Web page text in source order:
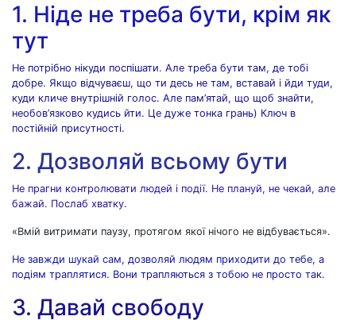
1. Ніде не треба бути, крім як
тут
Не потрібно нікуди поспішати. Але треба бути там, де тобі
добре. Якщо відчуваєш, що ти десь не там, вставай і йди туди,
куди кличе внутрішній голос. Але пам’ятай, що щоб знайти,
необов’язково кудись йти. Це дуже тонка грань) Ключ в
постійній присутності.
2. Дозволяй всьому бути
Не прагни контролювати людей і події. Не плануй, не чекай, але
бажай. Послаб хватку.
«Вмій витримати паузу, протягом якої нічого не відбувається».
Не завжди шукай сам, дозволяй людям приходити до тебе, а
подіям траплятися. Вони трапляються з тобою не просто так.
3. Давай свободу